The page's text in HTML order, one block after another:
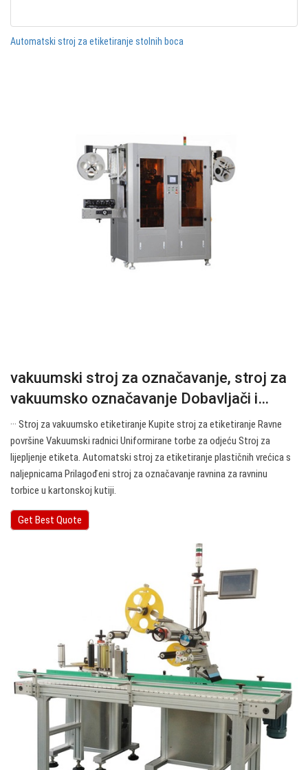
Automatski stroj za etiketiranje stolnih boca
vakuumski stroj za označavanje, stroj za
vakuumsko označavanje Dobavljači i…
··· Stroj za vakuumsko etiketiranje Kupite stroj za etiketiranje Ravne
površine Vakuumski radnici Uniformirane torbe za odjeću Stroj za
lijepljenje etiketa. Automatski stroj za etiketiranje plastičnih vrećica s
naljepnicama Prilagođeni stroj za označavanje ravnina za ravninu
torbice u kartonskoj kutiji.
Get Best Quote